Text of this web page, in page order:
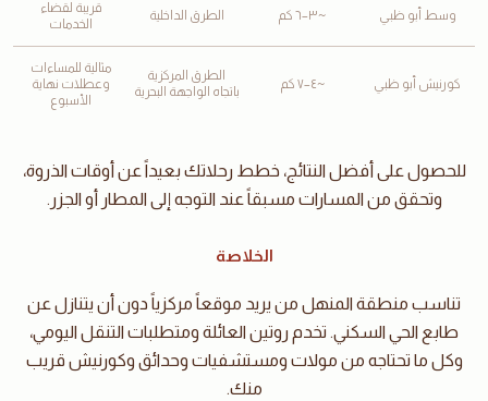
وسط أبو ظبي ~٣–٦ كم الطرق الداخلية
قريبة لقضاء
الخدمات
كورنيش أبو ظبي ~٤–٧ كم
الطرق المركزية
باتجاه الواجهة البحرية
مثالية للمساءات
وعطلات نهاية
الأسبوع
للحصول على أفضل النتائج، خطط رحلاتك بعيداً عن أوقات الذروة،
وتحقق من المسارات مسبقاً عند التوجه إلى المطار أو الجزر.
الخلاصة
تناسب منطقة المنهل من يريد موقعاً مركزياً دون أن يتنازل عن
طابع الحي السكني. تخدم روتين العائلة ومتطلبات التنقل اليومي،
وكل ما تحتاجه من مولات ومستشفيات وحدائق وكورنيش قريب
منك.